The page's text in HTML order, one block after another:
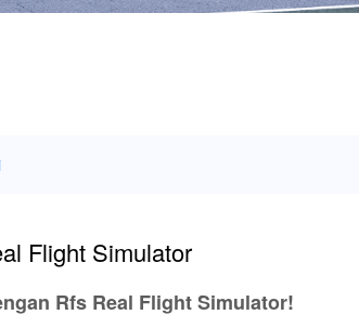
Flight Simulator
Rfs Real Flight Simulator!